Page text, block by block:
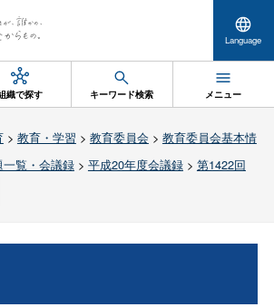
Language
織で探す キーワード検索 メニュー
> 教育・学習 > 教育委員会 > 教育委員会基本情
覧・会議録> 平成20年度会議録> 第1422回